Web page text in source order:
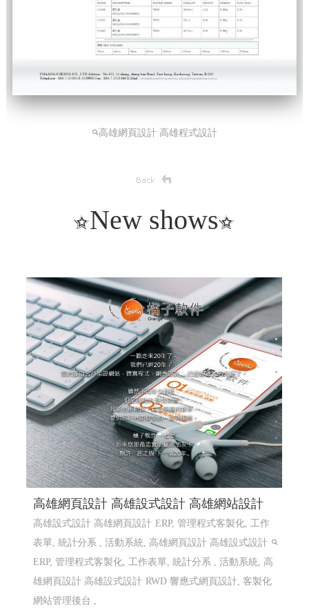
高雄網頁設計 高雄程式設計
New shows
高雄網頁設計 高雄設式設計 高雄網站設計
高雄設式設計 高雄網頁設計 ERP, 管理程式客製化, 工作
表單, 統計分系 , 活動系統, 高雄網頁設計 高雄設式設計
ERP, 管理程式客製化, 工作表單, 統計分系 , 活動系統, 高
雄網頁設計 高雄設式設計 RWD 響應式網頁設計, 客製化
網站管理後台 ,